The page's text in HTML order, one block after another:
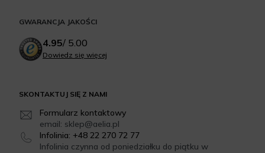
SKONTAKTUJ SIĘ Z NAMI
Formularz kontaktowy
email: sklep@aelia.pl
Infolinia: +48 22 270 72 77
Infolinia czynna od poniedziałku do piątku w
GWARANCJA JAKOŚCI
4.95/ 5.00
Dowiedz się więcej